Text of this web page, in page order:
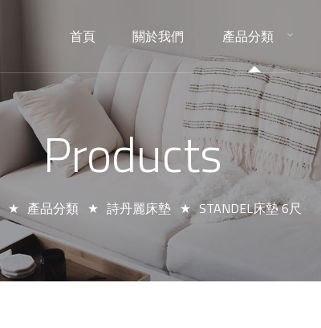
首頁
關於我們
ABOUT
產品分類
PRODUCTS
Products
產品分類 詩丹麗床墊 STANDEL床墊 6尺